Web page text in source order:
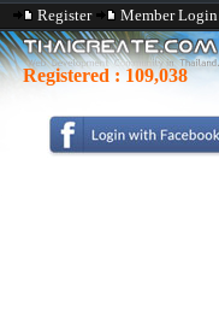
Register Member Login
Registered : 109,038